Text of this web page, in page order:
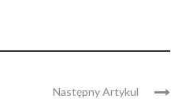
Następny Artykul